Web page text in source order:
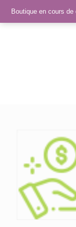
Boutique en cours